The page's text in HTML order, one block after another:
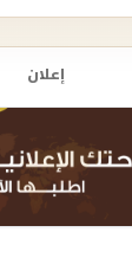
إعلان